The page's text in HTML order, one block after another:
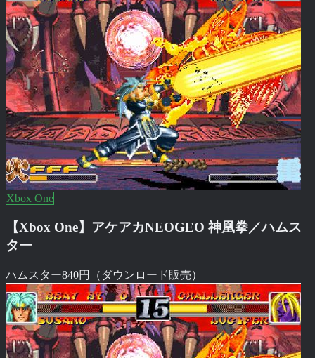
Xbox One
【Xbox One】アケアカNEOGEO 神凰拳／ハムス
ター
ハムスター840円（ダウンロード販売）